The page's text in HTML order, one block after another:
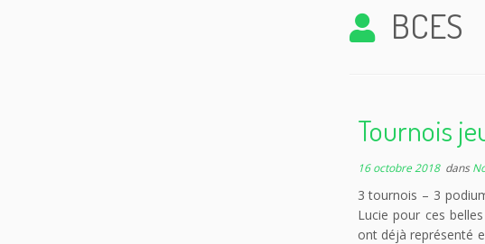
BCES
Tournois
16 octobre 2018dans
3 tournois – 3
Lucie pour ces
ont déjà représenté